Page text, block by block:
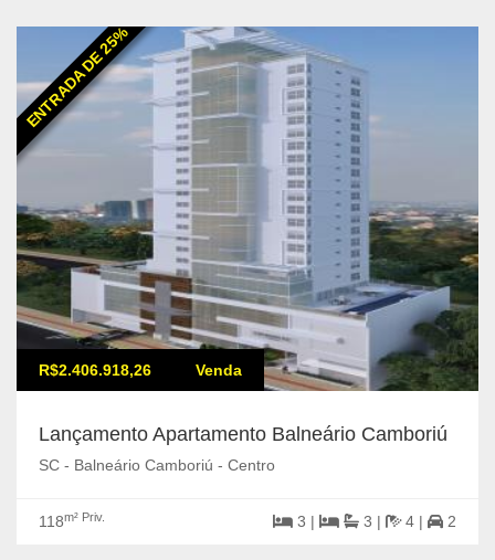
ENTRADA DE 25%
R$2.406.918,26 Venda
Lançamento Apartamento Balneário Camboriú
SC - Balneário Camboriú - Centro
118m² Priv. 3 | 3 | 4 | 2